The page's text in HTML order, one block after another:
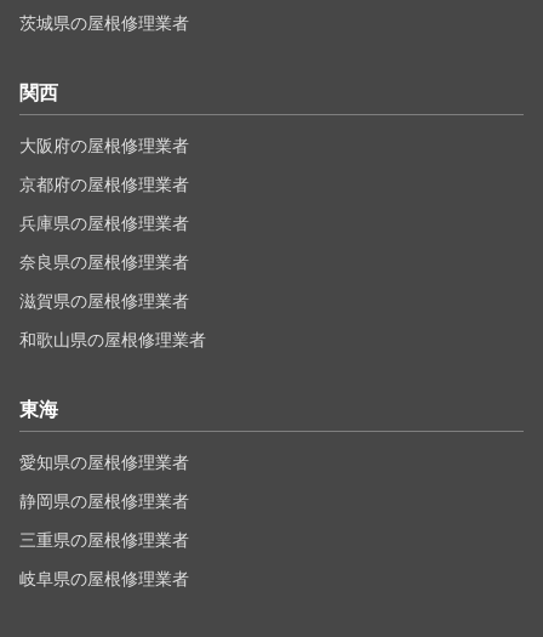
茨城県の屋根修理業者
関西
大阪府の屋根修理業者
京都府の屋根修理業者
兵庫県の屋根修理業者
奈良県の屋根修理業者
滋賀県の屋根修理業者
和歌山県の屋根修理業者
東海
愛知県の屋根修理業者
静岡県の屋根修理業者
三重県の屋根修理業者
岐阜県の屋根修理業者